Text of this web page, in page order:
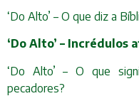
‘Do Alto’ – O que diz a
‘Do Alto’ – Incrédulos
‘Do Alto’ – O que
pecadores?